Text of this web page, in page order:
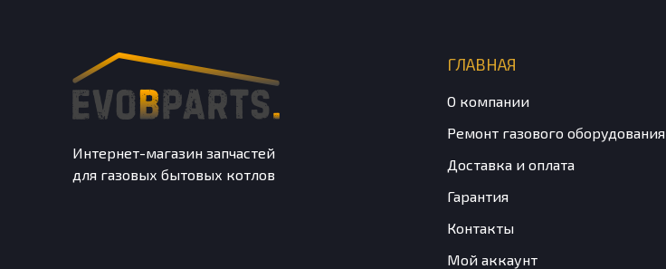
Интернет-магазин запчастей
для газовых бытовых котлов
ГЛАВНАЯ
О компании
Ремонт газового оборудования
Доставка и оплата
Гарантия
Контакты
Мой аккаунт